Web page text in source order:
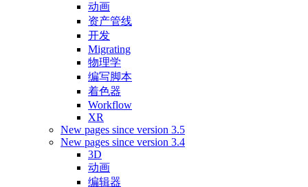
动画
资产管线
开发
Migrating
物理学
编写脚本
着色器
Workflow
XR
New pages since version 3.5
New pages since version 3.4
3D
动画
编辑器